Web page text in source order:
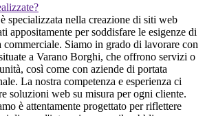
specializzata nella creazione di siti web
appositamente per soddisfare le esigenze di
Siamo in grado di lavorare con
a Varano Borghi, che offrono servizi o
così come con aziende di portata
La nostra competenza e esperienza ci
soluzioni web su misura per ogni cliente.
è attentamente progettato per riflettere